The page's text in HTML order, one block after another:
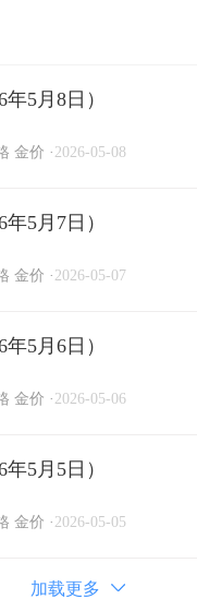
5月8日）
金价 · 2026-05-08
5月7日）
金价 · 2026-05-07
5月6日）
金价 · 2026-05-06
5月5日）
金价 · 2026-05-05
加载更多